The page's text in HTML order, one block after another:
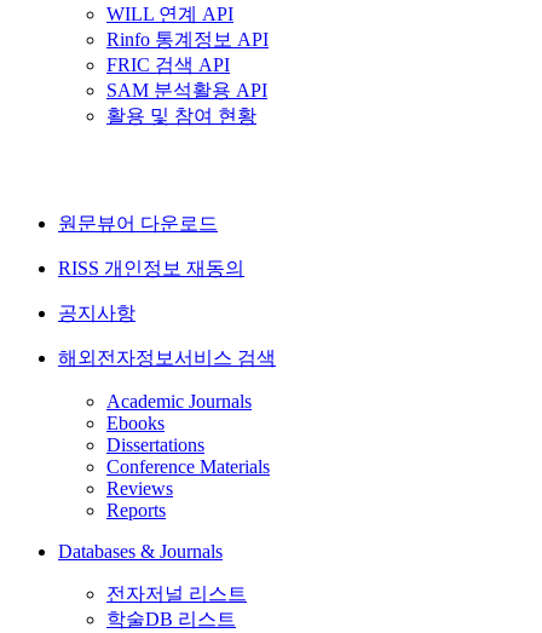
WILL 연계 API
Rinfo 통계정보 API
FRIC 검색 API
SAM 분석활용 API
활용 및 참여 현황
원문뷰어 다운로드
RISS 개인정보 재동의
공지사항
해외전자정보서비스 검색
Academic Journals
Ebooks
Dissertations
Conference Materials
Reviews
Reports
Databases & Journals
전자저널 리스트
학술DB 리스트